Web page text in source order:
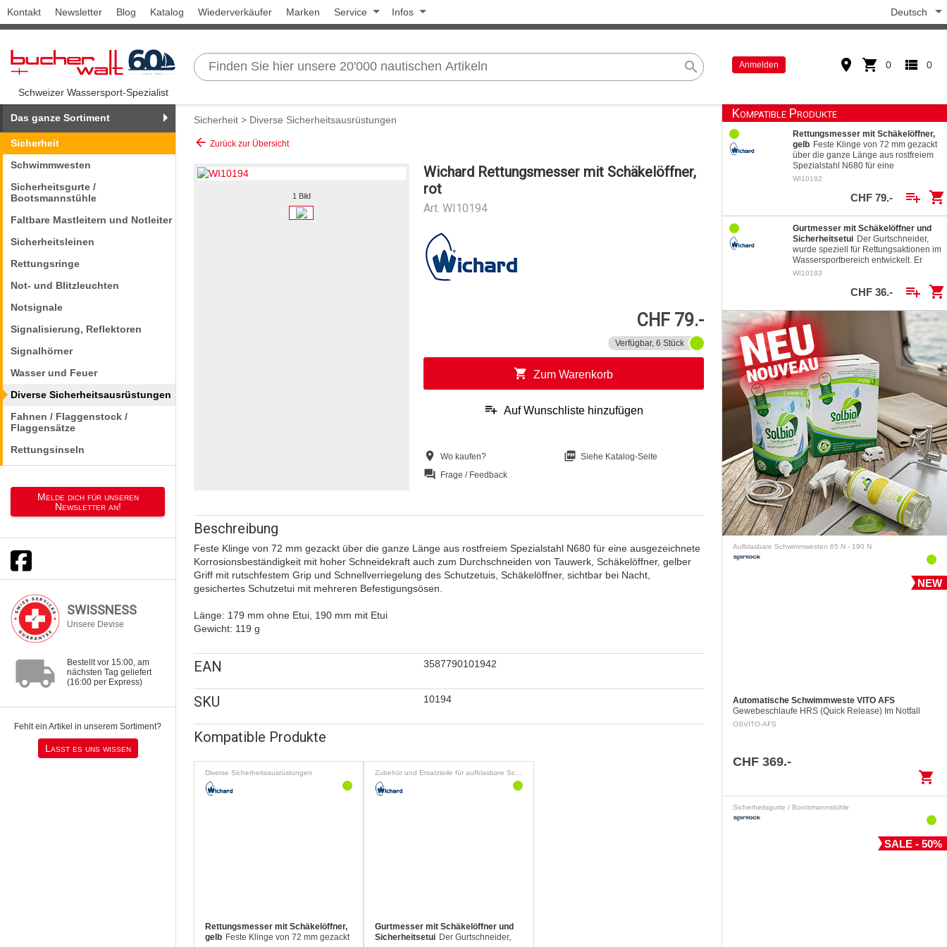
Kontakt Newsletter Blog Katalog Wiederverkäufer Marken Service Infos Deutsch
Schweizer Wassersport-Spezialist
search Anmelden place shopping_cart 0 view_list 0
Das ganze Sortiment
Sicherheit
Schwimmwesten
Sicherheitsgurte /
Bootsmannstühle
Faltbare Mastleitern und Notleiter
Sicherheitsleinen
Rettungsringe
Not- und Blitzleuchten
Notsignale
Signalisierung, Reflektoren
Signalhörner
Wasser und Feuer
Diverse Sicherheitsausrüstungen
Fahnen / Flaggenstock /
Flaggensätze
Rettungsinseln
Melde dich für unseren
Newsletter an!
SWISSNESS
Unsere Devise
local_shipping
Bestellt vor 15:00, am
nächsten Tag geliefert
(16:00 per Express)
Fehlt ein Artikel in unserem Sortiment?
Lasst es uns wissen
Sicherheit > Diverse Sicherheitsausrüstungen
arrow_back Zurück zur Übersicht
1 Bild
Wichard Rettungsmesser mit Schäkelöffner,
rot
Art. WI10194
CHF 79.-
Verfügbar, 6 Stück
shopping_cart Zum Warenkorb
playlist_add Auf Wunschliste hinzufügen
location_on Wo kaufen? picture_as_pdf Siehe Katalog-Seite
question_answer Frage / Feedback
Beschreibung
Feste Klinge von 72 mm gezackt über die ganze Länge aus rostfreiem Spezialstahl N680 für eine ausgezeichnete
Korrosionsbeständigkeit mit hoher Schneidekraft auch zum Durchschneiden von Tauwerk, Schäkelöffner, gelber
Griff mit rutschfestem Grip und Schnellverriegelung des Schutzetuis, Schäkelöffner, sichtbar bei Nacht,
gesichertes Schutzetui mit mehreren Befestigungsösen.
Länge: 179 mm ohne Etui, 190 mm mit Etui
Gewicht: 119 g
EAN 3587790101942
SKU 10194
Kompatible Produkte
Diverse Sicherheitsausrüstungen
Rettungsmesser mit Schäkelöffner,
gelb Feste Klinge von 72 mm gezackt
Gurtmesser mit Schäkelöffner und
Sicherheitsetui Der Gurtschneider,
Kompatible Produkte
Rettungsmesser mit Schäkelöffner,
gelb Feste Klinge von 72 mm gezackt
über die ganze Länge aus rostfreiem
Spezialstahl N680 für eine
ausgezeichnete
WI10192
CHF 79.- playlist_add shopping_cart
Gurtmesser mit Schäkelöffner und
Sicherheitsetui Der Gurtschneider,
wurde speziell für Rettungsaktionen im
Wassersportbereich entwickelt. Er
ermöglicht das schnelle Durchtrennen
WI10193
CHF 36.- playlist_add shopping_cart
Aufblasbare Schwimmwesten 65 N - 190 N
NEW
Automatische Schwimmweste VITO AFS
Gewebeschlaufe HRS (Quick Release) Im Notfall
kann die ins Wasser gefallene Person die Notöffnung
OSVITO-AFS
CHF 369.-
shopping_cart
Sicherheitsgurte / Bootsmannstühle
SALE - 50%